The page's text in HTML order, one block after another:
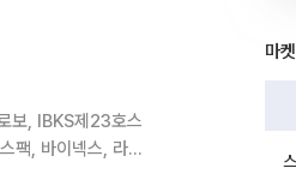
보, IBKS제23호스
팩, 바이넥스, 라이
마